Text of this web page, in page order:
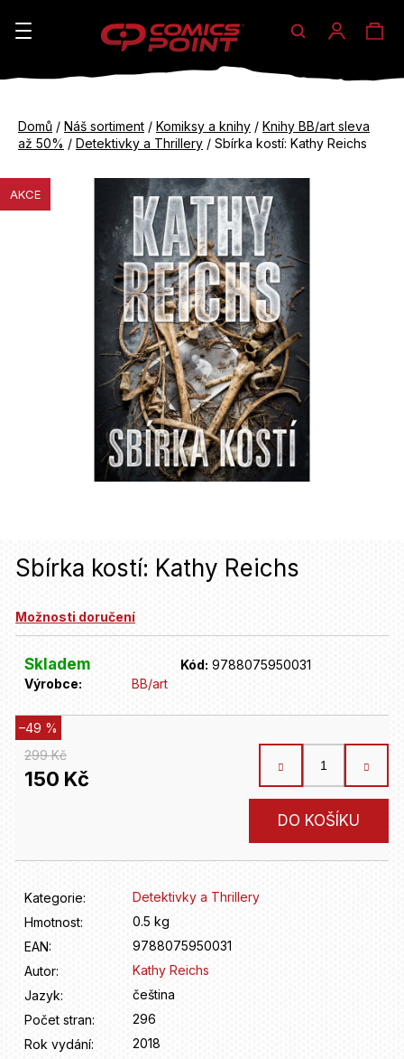
Hledat
Domů / Náš sortiment / Komiksy a knihy / Knihy BB/art sleva
až 50% / Detektivky a Thrillery / Sbírka kostí: Kathy Reichs
Sbírka kostí: Kathy Reichs
Možnosti doručení
Skladem Kód: 9788075950031
Výrobce:
BB/art
299 Kč
–49 %
150 Kč
DO KOŠÍKU
Kategorie:
Detektivky a Thrillery
Hmotnost:
0.5 kg
EAN:
9788075950031
Autor:
Kathy Reichs
Jazyk:
čeština
Počet stran:
296
Rok vydání:
2018
AKCE
K
k
do
do
C
o
n
j
?
HLEDAT
r
u
č
u
m
e